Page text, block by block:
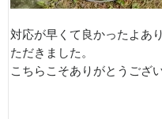
対応が早くて良かったよあ
ただきました。
こちらこそありがとうござ